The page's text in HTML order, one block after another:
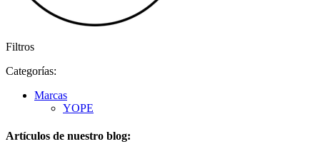
Filtros
Categorías:
Marcas
YOPE
Artículos de nuestro blog: